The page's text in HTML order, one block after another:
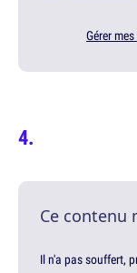
Gérer
Ce contenu
Il n'a pas souffert,